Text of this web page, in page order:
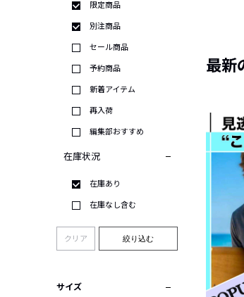
限定商品
別注商品
セール商品
予約商品
新着アイテム
再入荷
編集部おすすめ
在庫状況
在庫あり
在庫なし含む
クリア 絞り込む
サイズ
最新